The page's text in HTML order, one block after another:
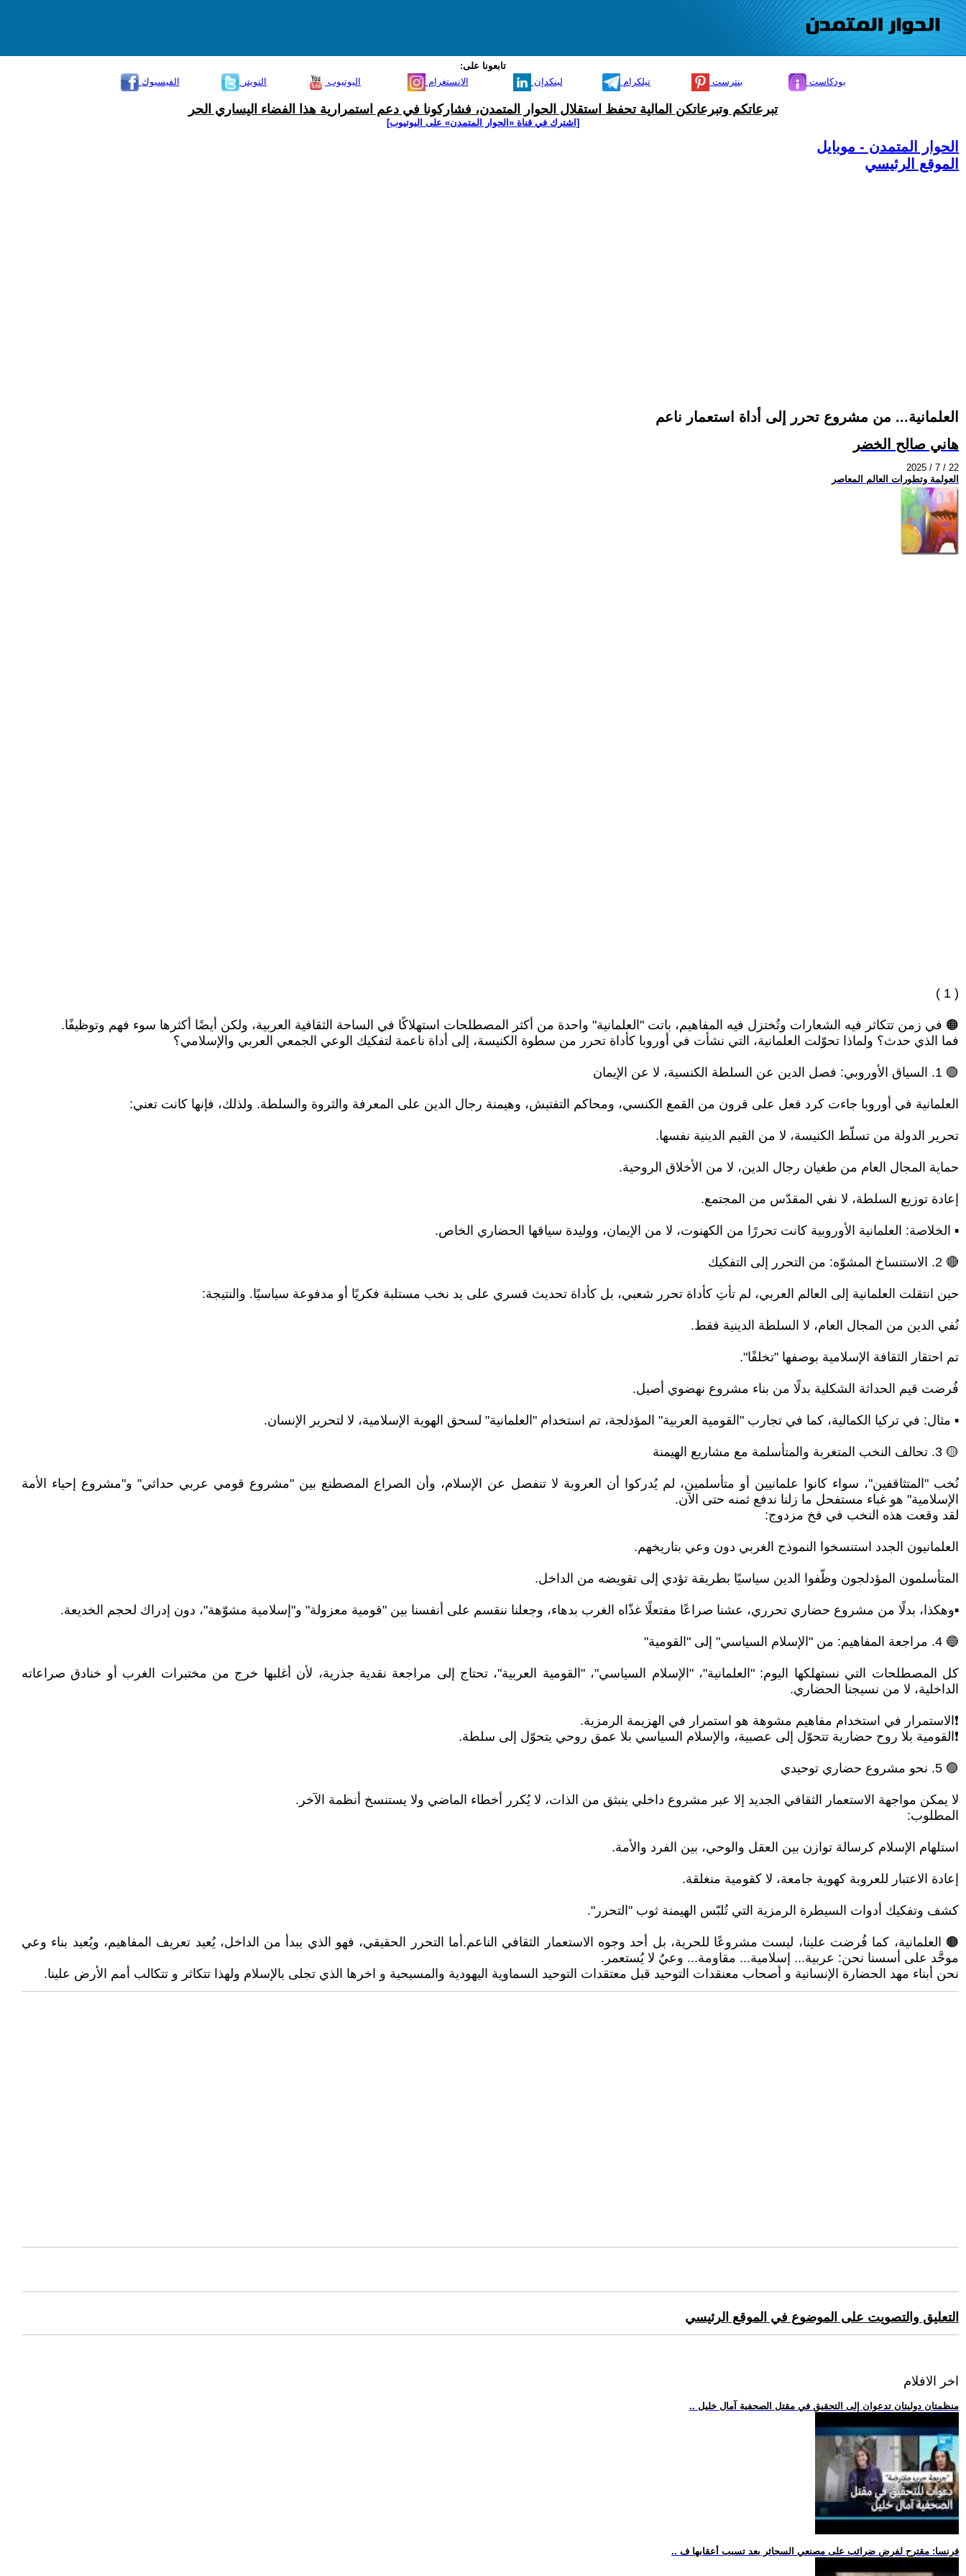
تابعونا على:
الفيسبوك
التويتر اليوتيوب الانستغرام لينكدإن تيلكرام بنترست بودكاست
تبرعاتكم وتبرعاتكن المالية تحفظ استقلال الحوار المتمدن، فشاركونا في دعم استمرارية هذا الفضاء اليساري الحر
[اشترك في قناة ‫«الحوار المتمدن» على اليوتيوب]
الحوار المتمدن - موبايل
الموقع الرئيسي
العلمانية... من مشروع تحرر إلى أداة استعمار ناعم
هاني صالح الخضر
2025 / 7 / 22
العولمة وتطورات العالم المعاصر
( 1 )
🟠 في زمن تتكاثر فيه الشعارات وتُختزل فيه المفاهيم، باتت "العلمانية" واحدة من أكثر المصطلحات استهلاكًا في الساحة الثقافية العربية، ولكن أيضًا أكثرها سوء فهم وتوظيفًا.
فما الذي حدث؟ ولماذا تحوّلت العلمانية، التي نشأت في أوروبا كأداة تحرر من سطوة الكنيسة، إلى أداة ناعمة لتفكيك الوعي الجمعي العربي والإسلامي؟
🟢 1. السياق الأوروبي: فصل الدين عن السلطة الكنسية، لا عن الإيمان
العلمانية في أوروبا جاءت كرد فعل على قرون من القمع الكنسي، ومحاكم التفتيش، وهيمنة رجال الدين على المعرفة والثروة والسلطة. ولذلك، فإنها كانت تعني:
تحرير الدولة من تسلّط الكنيسة، لا من القيم الدينية نفسها.
حماية المجال العام من طغيان رجال الدين، لا من الأخلاق الروحية.
إعادة توزيع السلطة، لا نفي المقدّس من المجتمع.
▪︎ الخلاصة: العلمانية الأوروبية كانت تحررًا من الكهنوت، لا من الإيمان، ووليدة سياقها الحضاري الخاص.
🔴 2. الاستنساخ المشوّه: من التحرر إلى التفكيك
حين انتقلت العلمانية إلى العالم العربي، لم تأتِ كأداة تحرر شعبي، بل كأداة تحديث قسري على يد نخب مستلبة فكريًا أو مدفوعة سياسيًا. والنتيجة:
نُفي الدين من المجال العام، لا السلطة الدينية فقط.
تم احتقار الثقافة الإسلامية بوصفها "تخلفًا".
فُرضت قيم الحداثة الشكلية بدلًا من بناء مشروع نهضوي أصيل.
▪︎ مثال: في تركيا الكمالية، كما في تجارب "القومية العربية" المؤدلجة، تم استخدام "العلمانية" لسحق الهوية الإسلامية، لا لتحرير الإنسان.
🟡 3. تحالف النخب المتغربة والمتأسلمة مع مشاريع الهيمنة
نُخب "المتثاقفين"، سواء كانوا علمانيين أو متأسلمين، لم يُدركوا أن العروبة لا تنفصل عن الإسلام، وأن الصراع المصطنع بين "مشروع قومي عربي حداثي" و"مشروع إحياء الأمة
الإسلامية" هو غباء مستفحل ما زلنا ندفع ثمنه حتى الآن.
لقد وقعت هذه النخب في فخ مزدوج:
العلمانيون الجدد استنسخوا النموذج الغربي دون وعي بتاريخهم.
المتأسلمون المؤدلجون وظّفوا الدين سياسيًا بطريقة تؤدي إلى تقويضه من الداخل.
▪︎وهكذا، بدلًا من مشروع حضاري تحرري، عشنا صراعًا مفتعلًا غذّاه الغرب بدهاء، وجعلنا ننقسم على أنفسنا بين "قومية معزولة" و"إسلامية مشوّهة"، دون إدراك لحجم الخديعة.
🔵 4. مراجعة المفاهيم: من "الإسلام السياسي" إلى "القومية"
كل المصطلحات التي نستهلكها اليوم: "العلمانية"، "الإسلام السياسي"، "القومية العربية"، تحتاج إلى مراجعة نقدية جذرية، لأن أغلبها خرج من مختبرات الغرب أو خنادق صراعاته
الداخلية، لا من نسيجنا الحضاري.
❗الاستمرار في استخدام مفاهيم مشوهة هو استمرار في الهزيمة الرمزية.
❗القومية بلا روح حضارية تتحوّل إلى عصبية، والإسلام السياسي بلا عمق روحي يتحوّل إلى سلطة.
🟣 5. نحو مشروع حضاري توحيدي
لا يمكن مواجهة الاستعمار الثقافي الجديد إلا عبر مشروع داخلي ينبثق من الذات، لا يُكرر أخطاء الماضي ولا يستنسخ أنظمة الآخر.
المطلوب:
استلهام الإسلام كرسالة توازن بين العقل والوحي، بين الفرد والأمة.
إعادة الاعتبار للعروبة كهوية جامعة، لا كقومية منغلقة.
كشف وتفكيك أدوات السيطرة الرمزية التي تُلبّس الهيمنة ثوب "التحرر".
🟤 العلمانية، كما فُرضت علينا، ليست مشروعًا للحرية، بل أحد وجوه الاستعمار الثقافي الناعم.أما التحرر الحقيقي، فهو الذي يبدأ من الداخل، يُعيد تعريف المفاهيم، ويُعيد بناء وعي
موحَّد على أسسنا نحن: عربية... إسلامية... مقاومة... وعيٌ لا يُستعمر.
نحن أبناء مهد الحضارة الإنسانية و أصحاب معنقدات التوحيد قبل معتقدات التوحيد السماوية اليهودية والمسيحية و اخرها الذي تجلى بالإسلام ولهذا تتكاثر و تتكالب أمم الأرض علينا.
التعليق والتصويت على الموضوع في الموقع الرئيسي
اخر الافلام
.. منظمتان دوليتان تدعوان إلى التحقيق في مقتل الصحفية آمال خليل
.. فرنسا: مقترح لفرض ضرائب على مصنعي السجائر بعد تسبب أعقابها ف